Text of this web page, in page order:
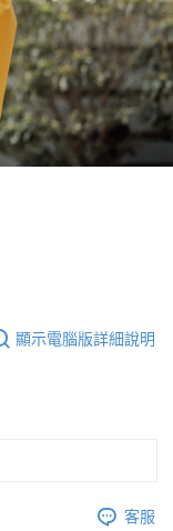
顯示電腦版詳細說明
客服